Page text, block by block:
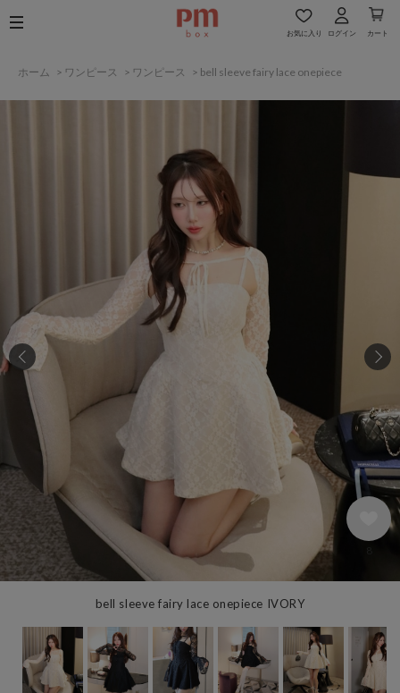
お気に入り ログイン カート
ホーム > ワンピース > ワンピース > bell sleeve fairy lace onepiece
bell sleeve fairy lace onepiece IVORY